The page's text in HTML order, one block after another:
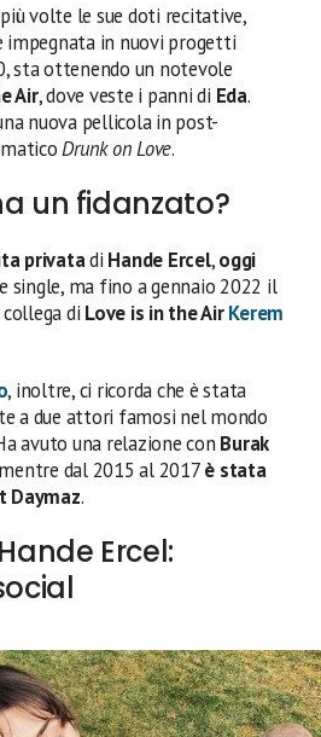
volte le sue doti recitative,
in nuovi progetti
sta ottenendo un notevole
Air, dove veste i panni di Eda.
nuova pellicola in post-
Drunk on Love.
un fidanzato?
privatadi Hande Ercel,oggi
single, ma fino a gennaio 2022 il
di Love is in the AirKerem
, inoltre, ci ricorda che è stata
a due attori famosi nel mondo
avuto una relazione con Burak
dal 2015 al 2017è stata
Daymaz.
Ercel: